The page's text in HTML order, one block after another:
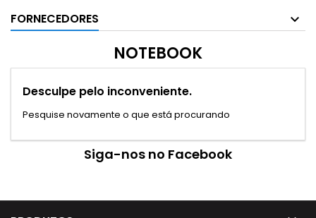
FORNECEDORES
NOTEBOOK
Desculpe pelo inconveniente.
Pesquise novamente o que está procurando
Siga-nos no Facebook